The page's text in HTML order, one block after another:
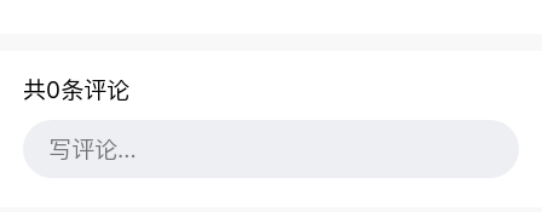
共0条评论